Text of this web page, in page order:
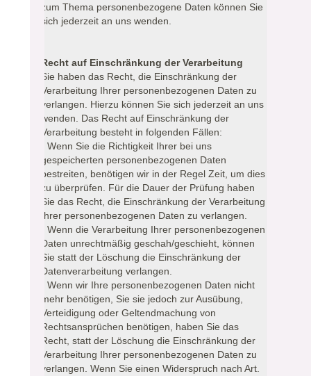
zum Thema personenbezogene Daten können Sie
sich jederzeit an uns wenden.
Recht auf Einschränkung der Verarbeitung
Sie haben das Recht, die Einschränkung der
Verarbeitung Ihrer personenbezogenen Daten zu
verlangen. Hierzu können Sie sich jederzeit an uns
wenden. Das Recht auf Einschränkung der
Verarbeitung besteht in folgenden Fällen:
- Wenn Sie die Richtigkeit Ihrer bei uns
gespeicherten personenbezogenen Daten
bestreiten, benötigen wir in der Regel Zeit, um dies
zu überprüfen. Für die Dauer der Prüfung haben
Sie das Recht, die Einschränkung der Verarbeitung
Ihrer personenbezogenen Daten zu verlangen.
- Wenn die Verarbeitung Ihrer personenbezogenen
Daten unrechtmäßig geschah/geschieht, können
Sie statt der Löschung die Einschränkung der
Datenverarbeitung verlangen.
- Wenn wir Ihre personenbezogenen Daten nicht
mehr benötigen, Sie sie jedoch zur Ausübung,
Verteidigung oder Geltendmachung von
Rechtsansprüchen benötigen, haben Sie das
Recht, statt der Löschung die Einschränkung der
Verarbeitung Ihrer personenbezogenen Daten zu
verlangen. Wenn Sie einen Widerspruch nach Art.